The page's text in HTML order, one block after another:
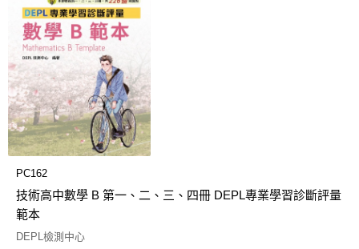
PC162
技術高中數學 B 第一、二、三、四冊 DEPL專業學習診斷評量
範本
DEPL檢測中心